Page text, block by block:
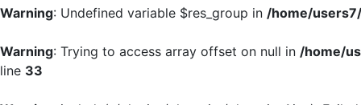
Warning: Undefined variable $res_group in /home/
Warning: Trying to access array offset on null in /home/
line 33